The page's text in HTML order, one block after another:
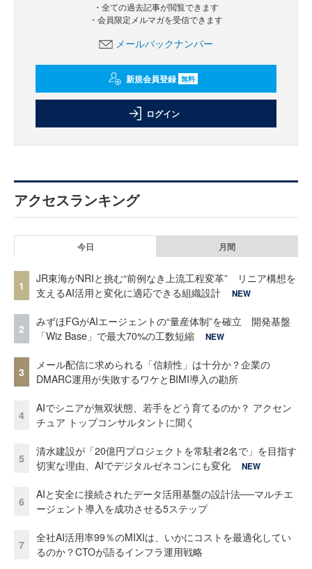
・全ての過去記事が閲覧できます
・会員限定メルマガを受信できます
メールバックナンバー
新規会員登録 無料
ログイン
アクセスランキング
今日 月間
1
JR東海がNRIと挑む“前例なき上流工程変革” リニア構想を
支えるAI活用と変化に適応できる組織設計
NEW
2
みずほFGがAIエージェントの“量産体制”を確立 開発基盤
「Wiz Base」で最大70%の工数短縮
NEW
3
メール配信に求められる「信頼性」は十分か？企業の
DMARC運用が失敗するワケとBIMI導入の勘所
4
AIでシニアが無双状態、若手をどう育てるのか？ アクセン
チュア トップコンサルタントに聞く
5
清水建設が「20億円プロジェクトを常駐者2名で」を目指す
切実な理由、AIでデジタルゼネコンにも変化
NEW
6
AIと安全に接続されたデータ活用基盤の設計法──マルチエ
ージェント導入を成功させる5ステップ
7
全社AI活用率99％のMIXIは、いかにコストを最適化してい
るのか？CTOが語るインフラ運用戦略